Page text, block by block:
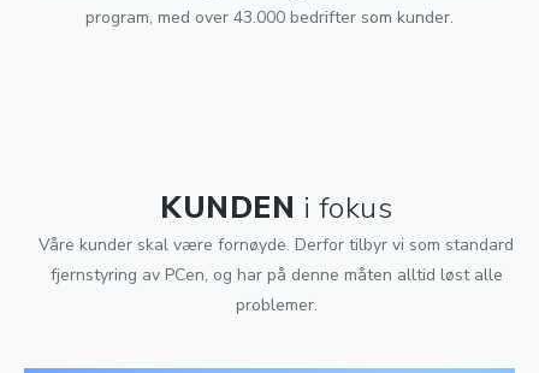
program, med over 43.000 bedrifter som kunder.
KUNDEN i fokus
Våre kunder skal være fornøyde. Derfor tilbyr vi som standard
fjernstyring av PCen, og har på denne måten alltid løst alle
problemer.